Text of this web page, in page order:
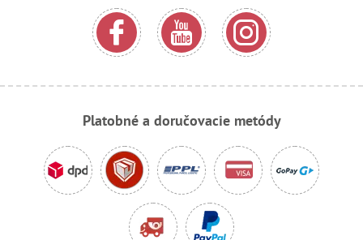
Platobné a doručovacie metódy